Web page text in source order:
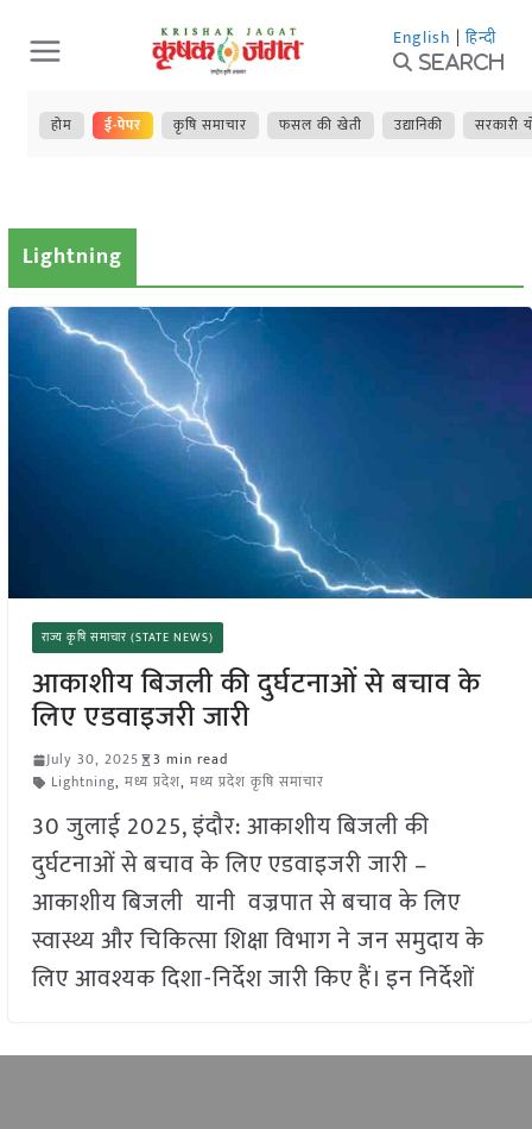
Skip
to
content
English | हिन्दी
Search
होम ई-पेपर कृषि समाचार फसल की खेती उद्यानिकी सरकारी
Lightning
राज्य कृषि समाचार (STATE NEWS)
आकाशीय बिजली की दुर्घटनाओं से बचाव के
लिए एडवाइजरी जारी
July 30, 2025
3 min read
Lightning, मध्य प्रदेश, मध्य प्रदेश कृषि समाचार
30 जुलाई 2025, इंदौर: आकाशीय बिजली की
दुर्घटनाओं से बचाव के लिए एडवाइजरी जारी –
आकाशीय बिजली यानी वज्रपात से बचाव के लिए
स्वास्थ्य और चिकित्सा शिक्षा विभाग ने जन समुदाय के
लिए आवश्यक दिशा-निर्देश जारी किए हैं। इन निर्देशों